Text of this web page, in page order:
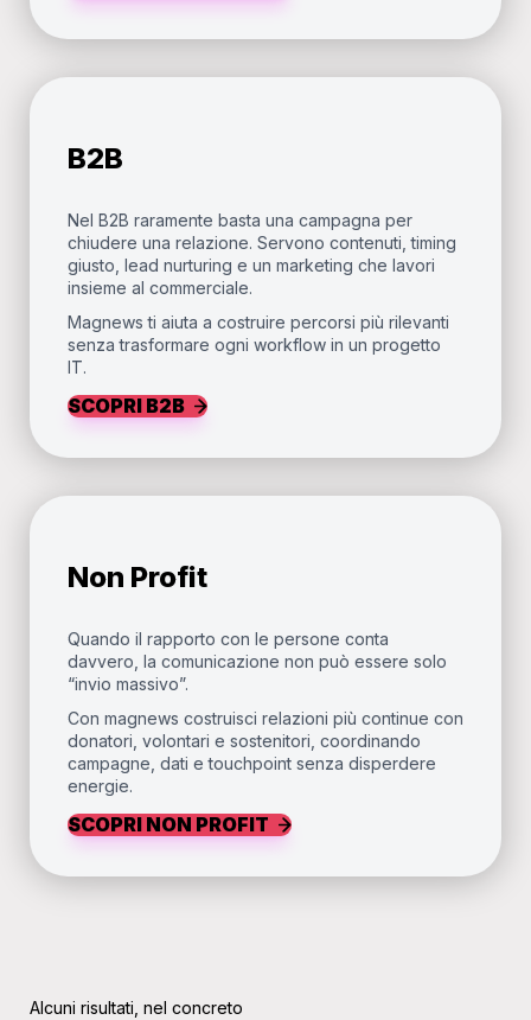
B2B
Nel B2B raramente basta una campagna per
chiudere una relazione. Servono contenuti, timing
giusto, lead nurturing e un marketing che lavori
insieme al commerciale.
Magnews ti aiuta a costruire percorsi più rilevanti
senza trasformare ogni workflow in un progetto
IT.
SCOPRI B2B
Non Profit
Quando il rapporto con le persone conta
davvero, la comunicazione non può essere solo
“invio massivo”.
Con magnews costruisci relazioni più continue con
donatori, volontari e sostenitori, coordinando
campagne, dati e touchpoint senza disperdere
energie.
SCOPRI NON PROFIT
Alcuni risultati, nel concreto